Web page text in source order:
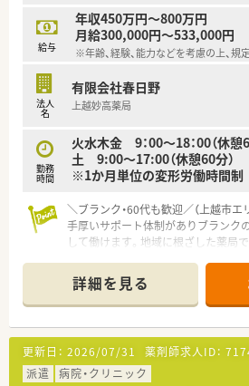
給与
年収450万円～800万円
月給300,000円～533,000円
※年齢、経験、能力などを考慮の上、規
法人
名
有限会社春日野
上越妙高薬局
勤務
時間
火水木金 9：00～18：00（休憩
土 9:00～17:00（休憩60分）
※1か月単位の変形労働時間制
＼ブランク・60代も歓迎／（上越市エ
手厚いサポート体制がありブランク
して働けます。地域に根ざした薬局
【店舗情報と応需状況について】
■上越妙高駅から徒歩11分ほどの場
通勤にも対応しているアクセス良好
■心療内科やてんかんの処方箋をメ
領域の専門的な知識を深められる環
■現在の店舗の勤務者数は常勤薬剤師
募集は将来の体制強化を見据えた増員
詳細を見る
更新日： 2026/07/31 薬剤師求人ID：
派遣
病院・クリニック